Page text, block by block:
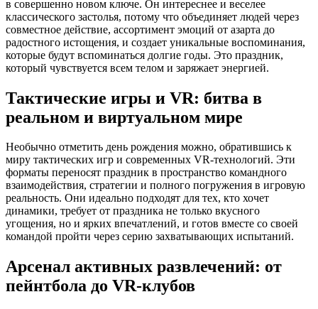
в совершенно новом ключе. Он интереснее и веселее
классического застолья, потому что объединяет людей через
совместное действие, ассортимент эмоций от азарта до
радостного истощения, и создает уникальные воспоминания,
которые будут вспоминаться долгие годы. Это праздник,
который чувствуется всем телом и заряжает энергией.
Тактические игры и VR: битва в
реальном и виртуальном мире
Необычно отметить день рождения можно, обратившись к
миру тактических игр и современных VR-технологий. Эти
форматы переносят праздник в пространство командного
взаимодействия, стратегии и полного погружения в игровую
реальность. Они идеально подходят для тех, кто хочет
динамики, требует от праздника не только вкусного
угощения, но и ярких впечатлений, и готов вместе со своей
командой пройти через серию захватывающих испытаний.
Арсенал активных развлечений: от
пейнтбола до VR-клубов